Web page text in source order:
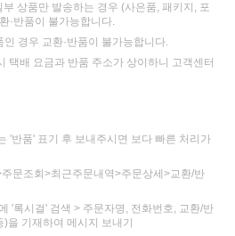
상품만 발송하는 경우 (사은품, 패키지, 포
·반품이 불가능합니다.
인 경우 교환·반품이 불가능합니다.
택배 요금과 반품 주소가 상이하니 고객센터
'반품' 표기 후 보내주시면 보다 빠른 처리가
문조회>최근주문내역>주문상세>교환/반
'록시걸' 검색 > 주문자명, 전화번호, 교환/반
을 기재하여 메시지 보내기